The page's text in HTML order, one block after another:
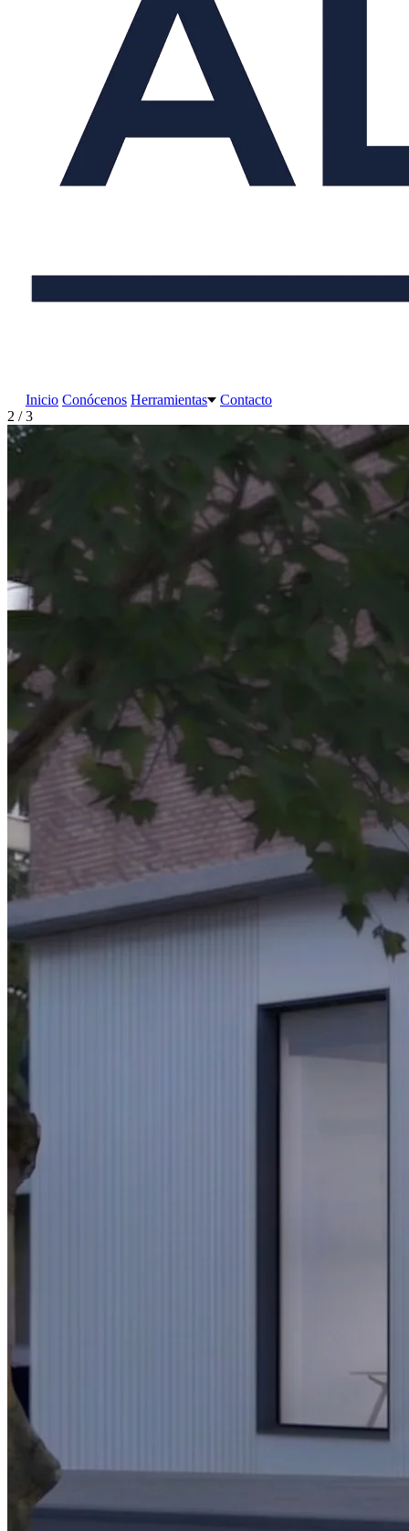
Inicio Conócenos Herramientas
Contacto
2 / 3